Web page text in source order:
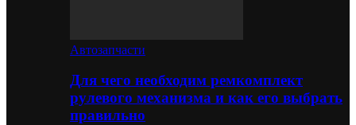
Автозапчасти
Для чего необходим ремкомплект
рулевого механизма и как его выбрать
правильно